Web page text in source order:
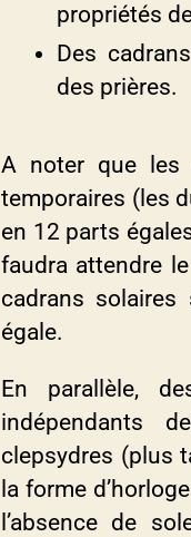
propriétés
Des
des prières.
A noter que les
temporaires (les
en 12 parts
faudra attendre
cadrans
égale.
En parallèle,
indépendants
clepsydres (plus
la forme
l’absence de